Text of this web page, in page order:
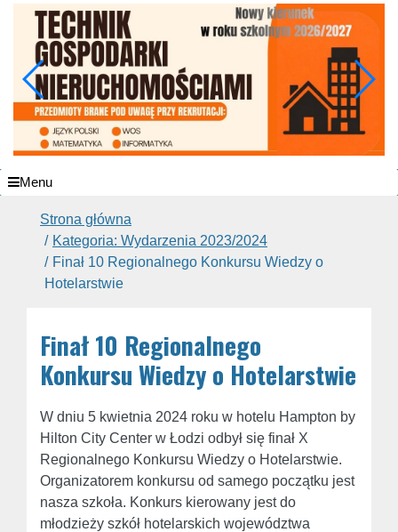
Menu
Strona główna
Kategoria: Wydarzenia 2023/2024
Finał 10 Regionalnego Konkursu Wiedzy o
Hotelarstwie
Finał 10 Regionalnego
Konkursu Wiedzy o Hotelarstwie
W dniu 5 kwietnia 2024 roku w hotelu Hampton by
Hilton City Center w Łodzi odbył się finał X
Regionalnego Konkursu Wiedzy o Hotelarstwie.
Organizatorem konkursu od samego początku jest
nasza szkoła. Konkurs kierowany jest do
młodzieży szkół hotelarskich województwa